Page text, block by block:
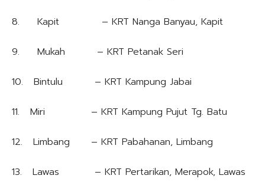
8. Kapit – KRT Nanga Banyau, Kapit
9. Mukah – KRT Petanak Seri
10. Bintulu – KRT Kampung Jabai
11. Miri – KRT Kampung Pujut Tg. Batu
12. Limbang – KRT Pabahanan, Limbang
13. Lawas – KRT Pertarikan, Merapok, Lawas